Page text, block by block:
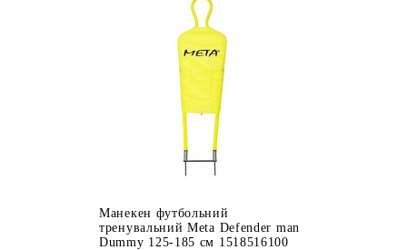
Манекен футбольний
тренувальний Meta Defender man
Dummy 125-185 см 1518516100